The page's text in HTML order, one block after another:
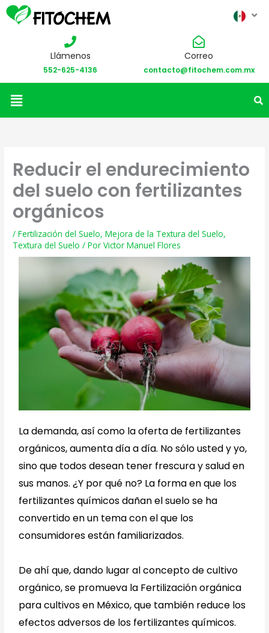
Llámenos
552-625-4136
Correo
contacto@fitochem.com.mx
Menú
Reducir el endurecimiento
del suelo con fertilizantes
orgánicos
/Fertilización del Suelo,Mejora de la Textura del Suelo,
Textura del Suelo / PorVictor Manuel Flores
La demanda, así como la oferta de fertilizantes
orgánicos, aumenta día a día. No sólo usted y yo,
sino que todos desean tener frescura y salud en
sus manos. ¿Y por qué no? La forma en que los
fertilizantes químicos dañan el suelo se ha
convertido en un tema con el que los
consumidores están familiarizados.
De ahí que, dando lugar al concepto de cultivo
orgánico, se promueva la Fertilización orgánica
para cultivos en México, que también reduce los
efectos adversos de los fertilizantes químicos.